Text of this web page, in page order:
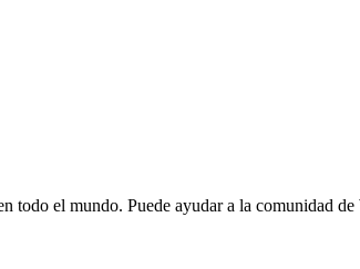
todo el mundo. Puede ayudar a la comunidad